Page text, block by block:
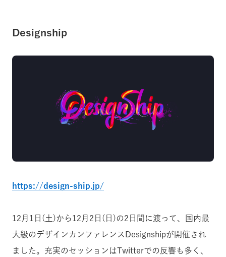
Designship
https://design-ship.jp/
12月1日(土)から12月2日(日)の2日間に渡って、
国内最
大級のデザインカンファレンスDesignshipが開催され
ました。 充実のセッションはTwitterでの反響も多く、